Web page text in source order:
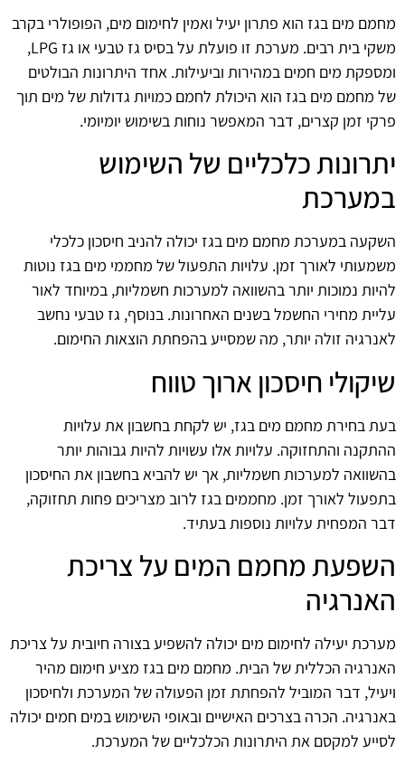
מחמם מים בגז הוא פתרון יעיל ואמין לחימום מים, הפופולרי בקרב
משקי בית רבים. מערכת זו פועלת על בסיס גז טבעי או גז LPG,
ומספקת מים חמים במהירות וביעילות. אחד היתרונות הבולטים
של מחמם מים בגז הוא היכולת לחמם כמויות גדולות של מים תוך
פרקי זמן קצרים, דבר המאפשר נוחות בשימוש יומיומי.
יתרונות כלכליים של השימוש
במערכת
השקעה במערכת מחמם מים בגז יכולה להניב חיסכון כלכלי
משמעותי לאורך זמן. עלויות התפעול של מחממי מים בגז נוטות
להיות נמוכות יותר בהשוואה למערכות חשמליות, במיוחד לאור
עליית מחירי החשמל בשנים האחרונות. בנוסף, גז טבעי נחשב
לאנרגיה זולה יותר, מה שמסייע בהפחתת הוצאות החימום.
שיקולי חיסכון ארוך טווח
בעת בחירת מחמם מים בגז, יש לקחת בחשבון את עלויות
ההתקנה והתחזוקה. עלויות אלו עשויות להיות גבוהות יותר
בהשוואה למערכות חשמליות, אך יש להביא בחשבון את החיסכון
בתפעול לאורך זמן. מחממים בגז לרוב מצריכים פחות תחזוקה,
דבר המפחית עלויות נוספות בעתיד.
השפעת מחמם המים על צריכת
האנרגיה
מערכת יעילה לחימום מים יכולה להשפיע בצורה חיובית על צריכת
האנרגיה הכללית של הבית. מחמם מים בגז מציע חימום מהיר
ויעיל, דבר המוביל להפחתת זמן הפעולה של המערכת ולחיסכון
באנרגיה. הכרה בצרכים האישיים ובאופי השימוש במים חמים יכולה
לסייע למקסם את היתרונות הכלכליים של המערכת.